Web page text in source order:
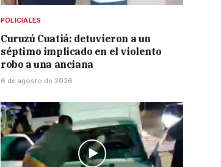
POLICIALES
Curuzú Cuatiá: detuvieron a un
séptimo implicado en el violento
robo a una anciana
6 de agosto de 2026